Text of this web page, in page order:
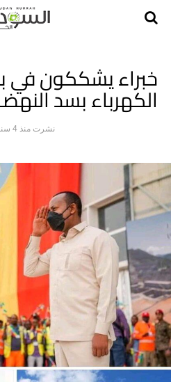
خبراء يشككون في
الكهرباء بسد
نشرت منذ 4 سنوات